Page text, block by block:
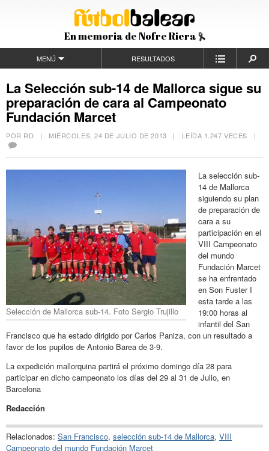
En memoria de Nofre Riera
MENÚ RESULTADOS
La Selección sub-14 de Mallorca sigue su
preparación de cara al Campeonato
Fundación Marcet
POR RD | MIÉRCOLES, 24 DE JULIO DE 2013 | LEÍDA 1.247 VECES |
Selección de Mallorca sub-14. Foto Sergio Trujillo
La selección sub-
14 de Mallorca
siguiendo su plan
de preparación de
cara a su
participación en el
VIII Campeonato
del mundo
Fundación Marcet
se ha enfrentado
en Son Fuster I
esta tarde a las
19:00 horas al
infantil del San
Francisco que ha estado dirigido por Carlos Paniza, con un resultado a
favor de los pupilos de Antonio Barea de 3-9.
La expedición mallorquina partirá el próximo domingo día 28 para
participar en dicho campeonato los días del 29 al 31 de Julio, en
Barcelona
Redacción
Relacionados: San Francisco, selección sub-14 de Mallorca, VIII
Campeonato del mundo Fundación Marcet